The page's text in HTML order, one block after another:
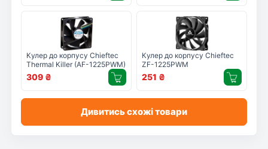
Кулер до корпусу Chieftec
Thermal Killer (AF-1225PWM)
309 ₴
Кулер до корпусу Chieftec
ZF-1225PWM
251 ₴
Дивитись схожі товари